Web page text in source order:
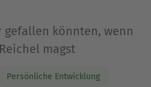
gefallen könnten, wenn
magst
Persönliche Entwicklung